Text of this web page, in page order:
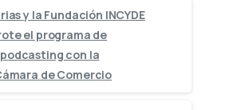
y la Fundación INCYDE
el programa de
con la
de Comercio